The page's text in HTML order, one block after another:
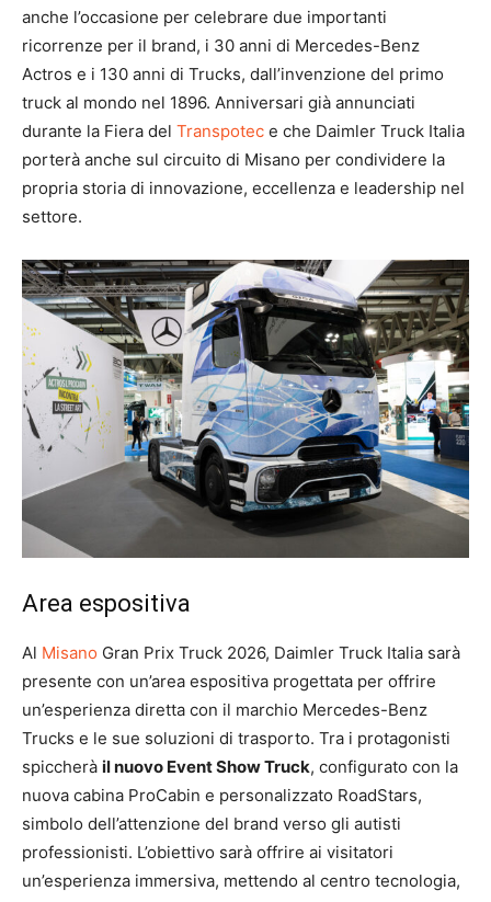
anche l’occasione per celebrare due importanti
ricorrenze per il brand, i 30 anni di Mercedes-Benz
Actros e i 130 anni di Trucks, dall’invenzione del primo
truck al mondo nel 1896. Anniversari già annunciati
durante la Fiera del Transpotec e che Daimler Truck Italia
porterà anche sul circuito di Misano per condividere la
propria storia di innovazione, eccellenza e leadership nel
settore.
Area espositiva
Al Misano Gran Prix Truck 2026, Daimler Truck Italia sarà
presente con un’area espositiva progettata per offrire
un’esperienza diretta con il marchio Mercedes-Benz
Trucks e le sue soluzioni di trasporto. Tra i protagonisti
spiccherà il nuovo Event Show Truck, configurato con la
nuova cabina ProCabin e personalizzato RoadStars,
simbolo dell’attenzione del brand verso gli autisti
professionisti. L’obiettivo sarà offrire ai visitatori
un’esperienza immersiva, mettendo al centro tecnologia,